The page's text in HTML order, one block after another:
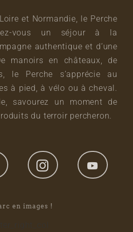
et Normandie, le Perche
vous un séjour à la
authentique et d’une
manoirs en châteaux, de
le Perche s’apprécie au
à pied, à vélo ou à cheval.
savourez un moment de
du terroir percheron.
en images !